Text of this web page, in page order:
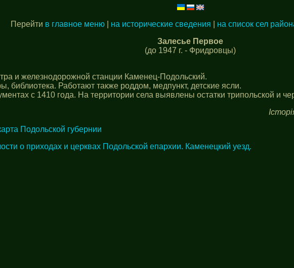
Перейти в главное меню| на исторические сведения на список сел
Залесье Первое
(до 1947 г. - Фридровцы)
и железнодорожной станции Каменец-Подольский.
библиотека. Работают также роддом, медпункт, детские ясли.
с 1410 года. На территории села выявлены остатки трипольской и
Подольской губернии
о приходах и церквах Подольской епархии. Каменецкий уезд.